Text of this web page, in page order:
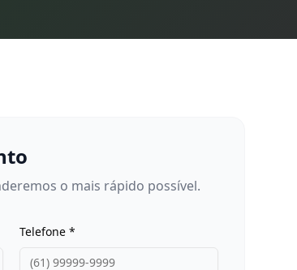
o mais rápido possível.
Telefone *